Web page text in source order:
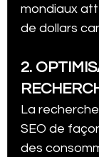
mondiaux
de dollars
2.
La
SEO de
des